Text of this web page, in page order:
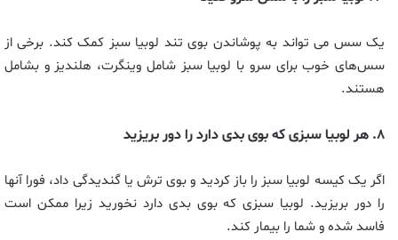
یک سس می تواند به پوشاندن بوی تند لوبیا سبز کمک کند. برخی از
سس‌های خوب برای سرو با لوبیا سبز شامل وینگرت، هلندیز و بشامل
هستند.
۸. هر لوبیا سبزی که بوی بدی دارد را دور بریزید
اگر یک کیسه لوبیا سبز را باز کردید و بوی ترش یا گندیدگی داد، فورا آنها
را دور بریزید. لوبیا سبزی که بوی بدی دارد نخورید زیرا ممکن است
فاسد شده و شما را بیمار کند.